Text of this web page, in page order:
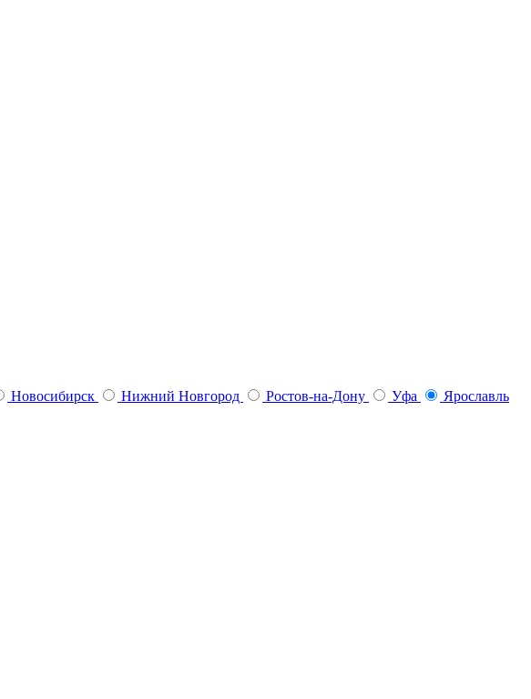
Новосибирск Нижний Новгород Ростов-на-Дону Уфа Ярославль